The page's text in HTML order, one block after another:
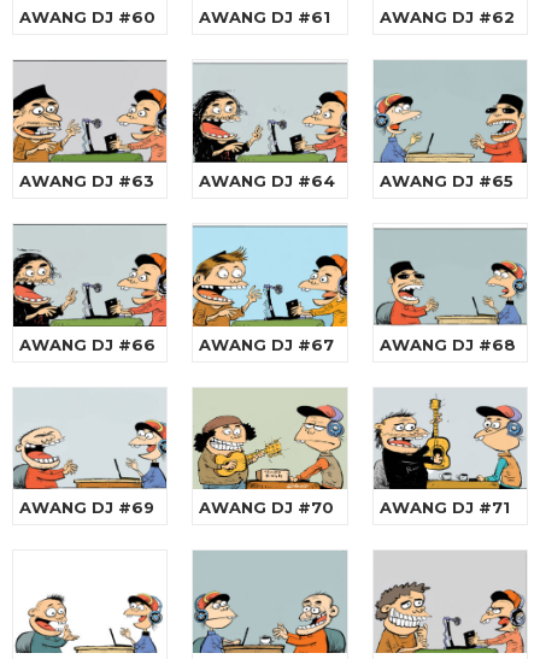
AWANG DJ #60 AWANG DJ #61 AWANG DJ #62
AWANG DJ #63 AWANG DJ #64 AWANG DJ #65
AWANG DJ #66 AWANG DJ #67 AWANG DJ #68
AWANG DJ #69 AWANG DJ #70 AWANG DJ #71